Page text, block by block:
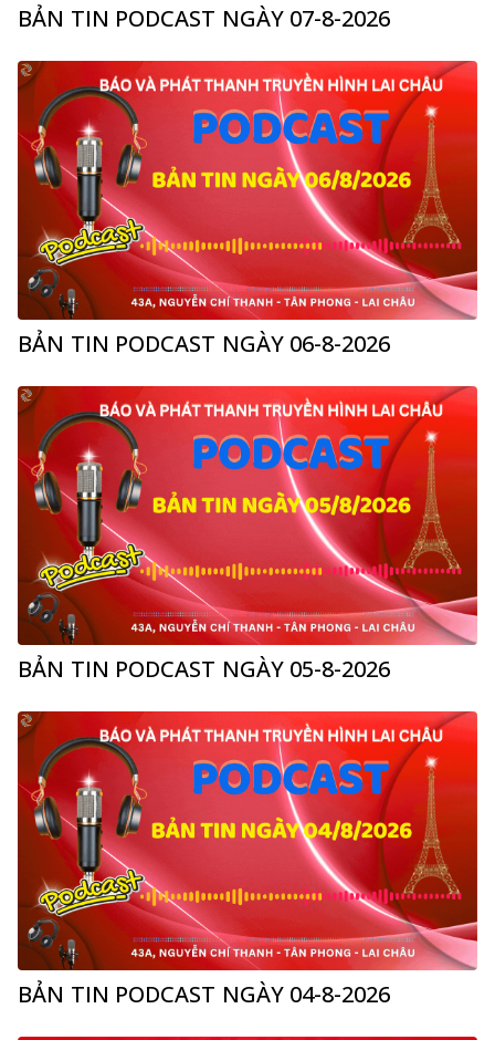
BẢN TIN PODCAST NGÀY 07-8-2026
BẢN TIN PODCAST NGÀY 06-8-2026
BẢN TIN PODCAST NGÀY 05-8-2026
BẢN TIN PODCAST NGÀY 04-8-2026